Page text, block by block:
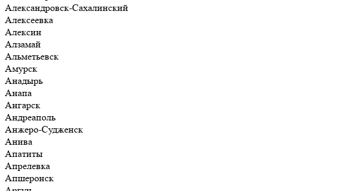
Александровск-Сахалинский
Алексеевка
Алексин
Алзамай
Альметьевск
Амурск
Анадырь
Анапа
Ангарск
Андреаполь
Анжеро-Судженск
Анива
Апатиты
Апрелевка
Апшеронск